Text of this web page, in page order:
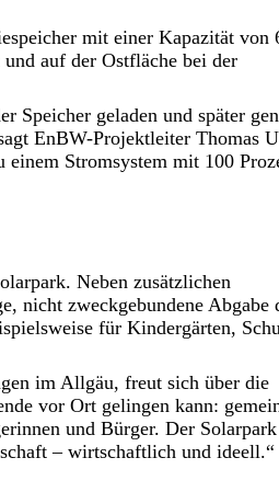
mit einer Kapazität von
auf der Ostfläche bei der
Speicher geladen und später
EnBW-Projektleiter Thomas
einem Stromsystem mit 100
Neben zusätzlichen
nicht zweckgebundene Abgabe
für Kindergärten,
im Allgäu, freut sich über die
vor Ort gelingen kann:
und Bürger. Der
– wirtschaftlich und ideell.“